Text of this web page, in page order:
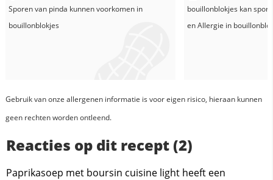
Sporen van pinda kunnen voorkomen in
bouillonblokjes
bouillonblokjes kan
enAllergie in
Gebruik van onze allergenen informatie is voor eigen risico, hieraan kunnen
geen rechten worden ontleend.
Reacties op dit recept (2)
Paprikasoep met boursin cuisine light heeft een